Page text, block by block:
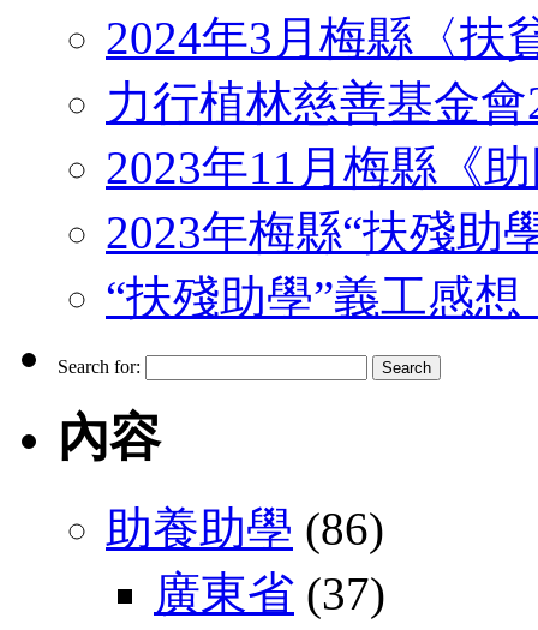
2024年3月梅縣〈扶
力行植林慈善基金
2023年11月梅縣《
2023年梅縣“扶殘助
“扶殘助學”義工感想
Search for:
內容
助養助學 (86)
廣東省 (37)